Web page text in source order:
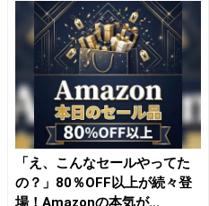
「え、こんなセールやってた
の？」80％OFF以上が続々登
場！Amazonの本気が...